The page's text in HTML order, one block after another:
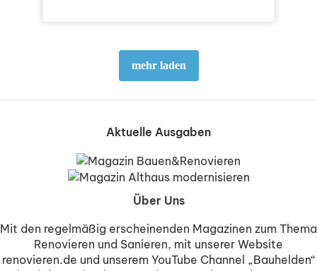
mehr laden
Aktuelle Ausgaben
Über Uns
Mit den regelmäßig erscheinenden Magazinen zum Thema
Renovieren und Sanieren, mit unserer Website
renovieren.de und unserem YouTube Channel „Bauhelden“